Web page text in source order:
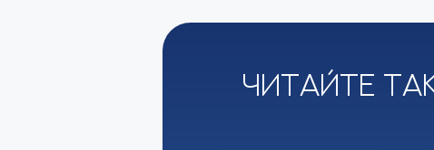
Читайте